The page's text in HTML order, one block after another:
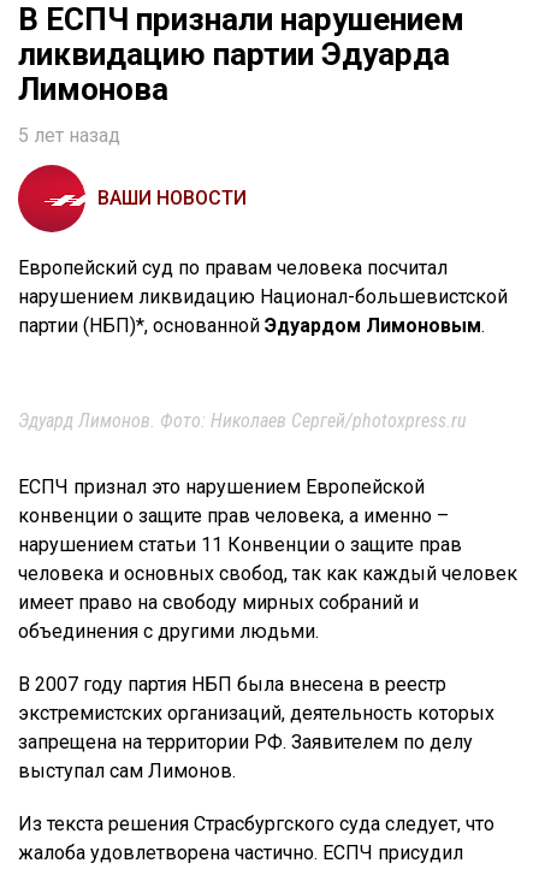
В ЕСПЧ признали нарушением
ликвидацию партии Эдуарда
Лимонова
5 лет назад
ВАШИ НОВОСТИ
Европейский суд по правам человека посчитал
нарушением ликвидацию Национал-большевистской
партии (НБП)*, основанной Эдуардом Лимоновым.
Эдуард Лимонов. Фото: Николаев Сергей/photoxpress.ru
ЕСПЧ признал это нарушением Европейской
конвенции о защите прав человека, а именно –
нарушением статьи 11 Конвенции о защите прав
человека и основных свобод, так как каждый человек
имеет право на свободу мирных собраний и
объединения с другими людьми.
В 2007 году партия НБП была внесена в реестр
экстремистских организаций, деятельность которых
запрещена на территории РФ. Заявителем по делу
выступал сам Лимонов.
Из текста решения Страсбургского суда следует, что
жалоба удовлетворена частично. ЕСПЧ присудил